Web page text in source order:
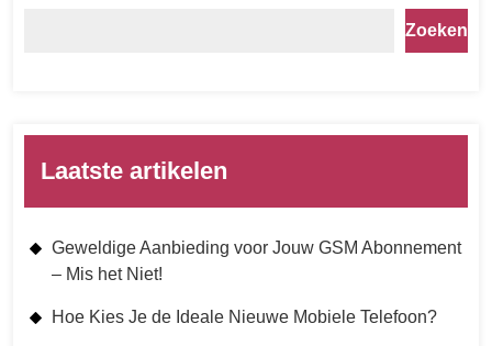
Zoeken
Laatste artikelen
Geweldige Aanbieding voor Jouw GSM Abonnement
– Mis het Niet!
Hoe Kies Je de Ideale Nieuwe Mobiele Telefoon?